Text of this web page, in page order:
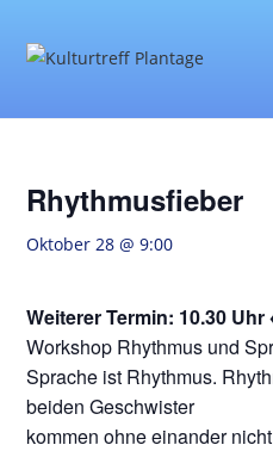
Inhalt
Rhythmusfieber
Oktober 28 @ 9:00
Weiterer Termin: 10.30 Uhr
Workshop Rhythmus und
Sprache ist Rhythmus.
beiden Geschwister
kommen ohne einander